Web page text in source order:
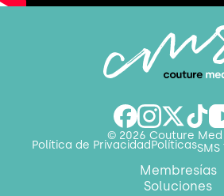
© 2026 Couture Med
Política de PrivacidadPolíticas
Membresías
Soluciones